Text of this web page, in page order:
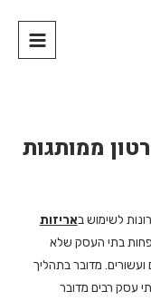
ממותגות
לשימוש באריזות
בתי העסק שלא
מדובר בתהליך
עסק רבים מדובר